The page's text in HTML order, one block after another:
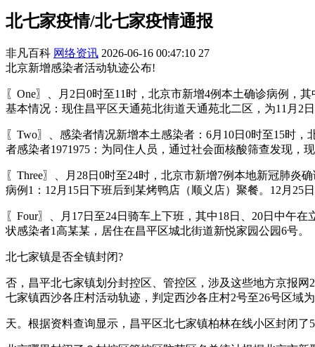
北七家疫情/北七家疫情通报
非凡百科 网络资讯 2026-06-16 00:47:10 27
北京新增感染者活动轨迹公布!
〖One〗、月2日0时至11时，北京市新增4例本土确诊病例，
基本情况：现住昌平区天通苑北街道天通苑北二区，为11月2
〖Two〗、感染者情况新增本土感染者：6月10日0时至15时
者感染者1971975：为同住人员，通过社会面核酸筛查发现，
〖Three〗、月28日0时至24时，北京市新增7例本地新冠肺
病例1：12月15日下班后到某烤鸭店（顺义店）聚餐。12月25
〖Four〗、月17日至24日骑车上下班，其中18日、20日中午
状感染者1高某某，居住在昌平区城北街道新悦家园公园6号。
北七家镇是否全镇封闭?
否，昌平北七家镇划分封控区、管控区，涉及这些地方京报
七家镇西沙各庄村活动轨迹，判定西沙各庄村2号至26号区域
天。根据资料查询显示，昌平区北七家镇柏林在线小区封闭